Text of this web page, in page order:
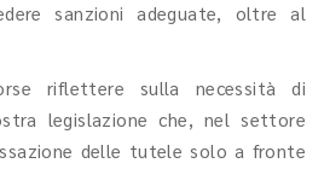
sanzioni adeguate, oltre al
riflettere sulla necessità di
legislazione che, nel settore
delle tutele solo a fronte